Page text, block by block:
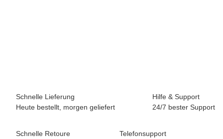
Schnelle Lieferung
Heute bestellt, morgen geliefert
Hilfe & Support
24/7 bester Support
Schnelle Retoure
Telefonsupport